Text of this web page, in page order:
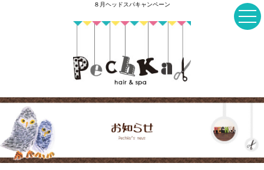
８月ヘッドスパキャンペーン